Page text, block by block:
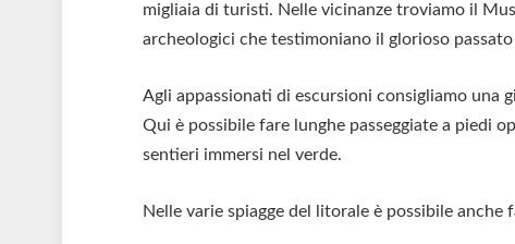
migliaia di turisti. Nelle vicinanze troviamo il
archeologici che testimoniano il glorioso
Agli appassionati di escursioni consigliamo una
Qui è possibile fare lunghe passeggiate a piedi
sentieri immersi nel verde.
Nelle varie spiagge del litorale è possibile anche